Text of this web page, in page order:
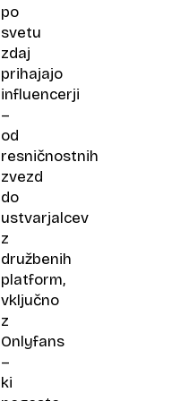
po
svetu
zdaj
prihajajo
influencerji
–
od
resničnostnih
zvezd
do
ustvarjalcev
z
družbenih
platform,
vključno
z
Onlyfans
–
ki